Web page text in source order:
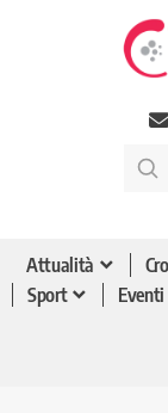
Attualità
Sport
Eventi